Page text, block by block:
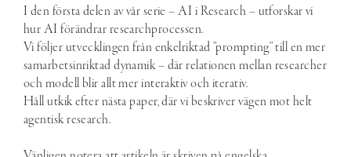
I den första delen av vår serie – AI i Research – utforskar vi
hur AI förändrar researchprocessen.
Vi följer utvecklingen från enkelriktad ”prompting” till en mer
samarbetsinriktad dynamik – där relationen mellan researcher
och modell blir allt mer interaktiv och iterativ.
Håll utkik efter nästa paper, där vi beskriver vägen mot helt
agentisk research.